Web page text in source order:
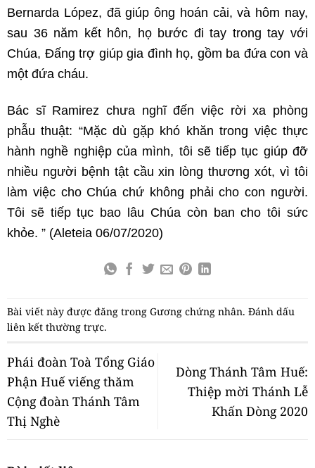
Bernarda López, đã giúp ông hoán cải, và hôm nay,
sau 36 năm kết hôn, họ bước đi tay trong tay với
Chúa, Đấng trợ giúp gia đình họ, gồm ba đứa con và
một đứa cháu.
Bác sĩ Ramirez chưa nghĩ đến việc rời xa phòng
phẫu thuật: “Mặc dù gặp khó khăn trong việc thực
hành nghề nghiệp của mình, tôi sẽ tiếp tục giúp đỡ
nhiều người bệnh tật cầu xin lòng thương xót, vì tôi
làm việc cho Chúa chứ không phải cho con người.
Tôi sẽ tiếp tục bao lâu Chúa còn ban cho tôi sức
khỏe. ” (Aleteia 06/07/2020)
Bài viết này được đăng trong Gương chứng nhân. Đánh dấu
liên kết thường trực.
Phái đoàn Toà Tổng Giáo
Phận Huế viếng thăm
Cộng đoàn Thánh Tâm
Thị Nghè
Dòng Thánh Tâm Huế:
Thiệp mời Thánh Lễ
Khấn Dòng 2020